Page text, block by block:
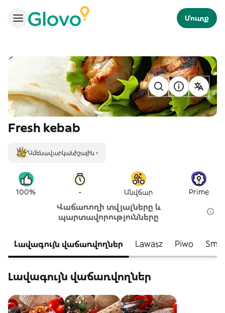
Մուտք
Fresh kebab
Ամենավարկանիշային ›
100% - Անվճար Prime
Վաճառողի տվյալները և
պարտավորությունները
Լավագույն վաճառվողներ Lawasz Piwo
Լավագույն վաճառվողներ